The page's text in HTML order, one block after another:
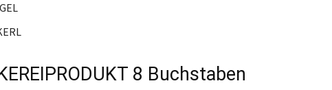
8 Buchstaben